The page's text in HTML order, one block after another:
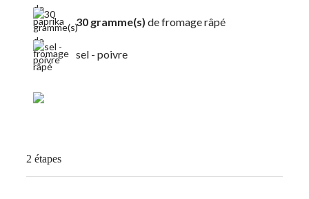
30 gramme(s) de fromage râpé
sel - poivre
2 étapes